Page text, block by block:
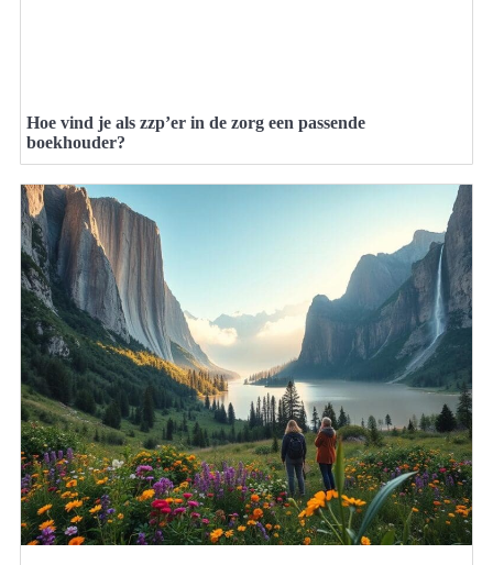
Hoe vind je als zzp’er in de zorg een passende
boekhouder?